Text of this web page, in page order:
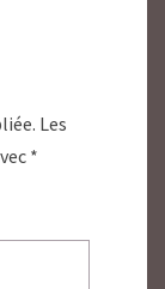
Les
*